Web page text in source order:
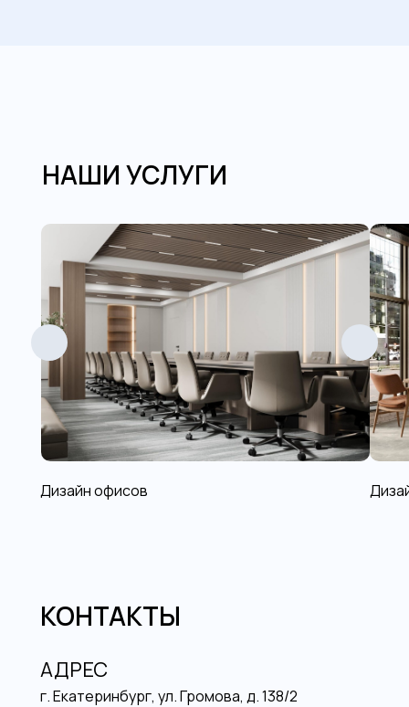
НАШИ УСЛУГИ
Дизайн офисов
КОНТАКТЫ
АДРЕС
г. Екатеринбург, ул. Громова, д. 138/2